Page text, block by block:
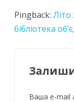
Pingback: Літо
бібліотека
Ваша e-mail